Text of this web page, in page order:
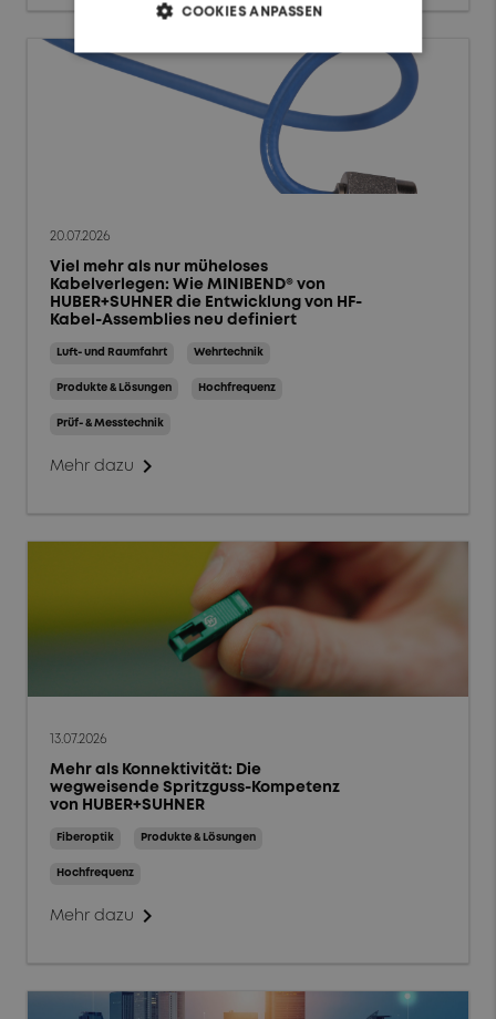
20.07.2026
Viel mehr als nur müheloses
Kabelverlegen: Wie MINIBEND® von
HUBER+SUHNER die Entwicklung von HF-
Kabel-Assemblies neu definiert
Luft- und Raumfahrt Wehrtechnik
Produkte & Lösungen Hochfrequenz
Prüf- & Messtechnik
Mehr dazu chevron_right
13.07.2026
Mehr als Konnektivität: Die
wegweisende Spritzguss-Kompetenz
von HUBER+SUHNER
Fiberoptik Produkte & Lösungen
Hochfrequenz
Mehr dazu chevron_right
COOKIES ANPASSEN